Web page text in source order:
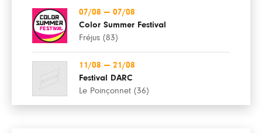
07/08 — 07/08
Color Summer Festival
Fréjus (83)
11/08 — 21/08
Festival DARC
Le Poinçonnet (36)